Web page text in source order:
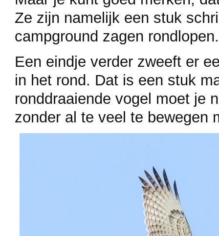
Ze zijn namelijk een stuk
campground zagen
Een eindje verder zweeft er
in het rond. Dat is een stuk
ronddraaiende vogel moet je
zonder al te veel te bewegen